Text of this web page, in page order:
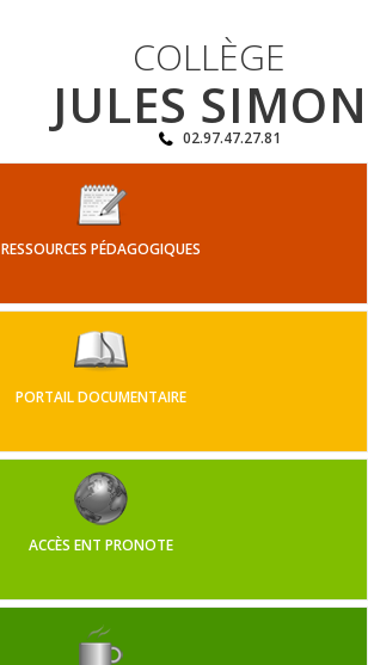
COLLÈGE
JULES SIMON
02.97.47.27.81
RESSOURCES PÉDAGOGIQUES
PORTAIL DOCUMENTAIRE
ACCÈS ENT PRONOTE